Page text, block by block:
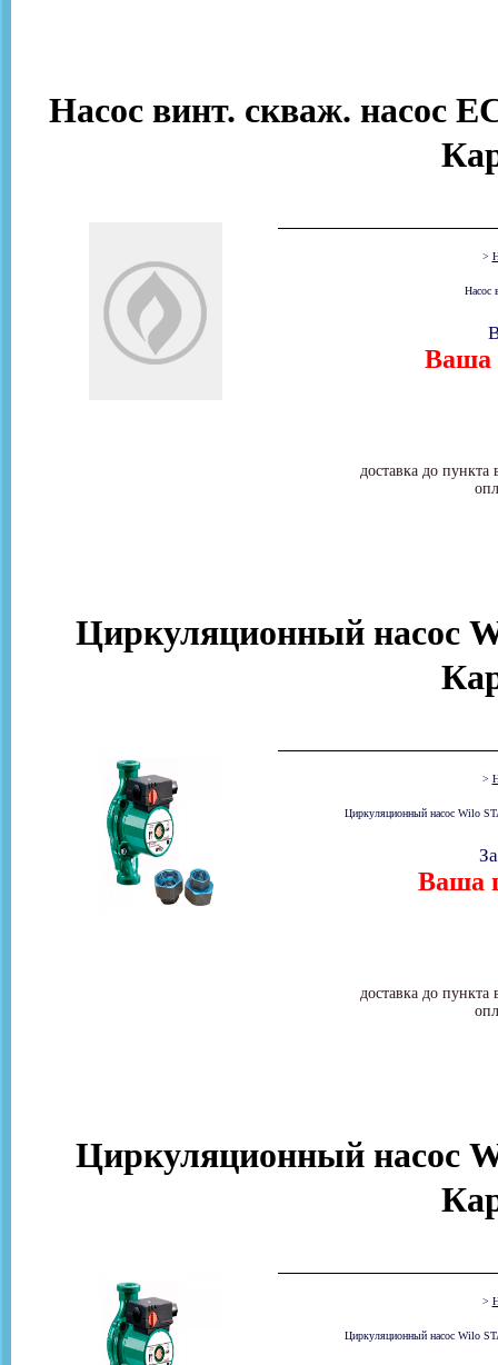
Насос винт. скваж. насос
>
Насос
Ваша
доставка до
Циркуляционный насос
>
Циркуляционный насос Wilo
Ваша
доставка до
Циркуляционный насос
>
Циркуляционный насос Wilo